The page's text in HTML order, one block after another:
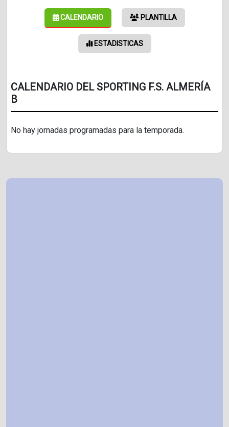
CALENDARIO PLANTILLA
ESTADISTICAS
CALENDARIO DEL SPORTING F.S. ALMERÍA
B
No hay jornadas programadas para la temporada.